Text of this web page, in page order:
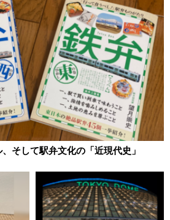
そして駅弁文化の「近現代史」